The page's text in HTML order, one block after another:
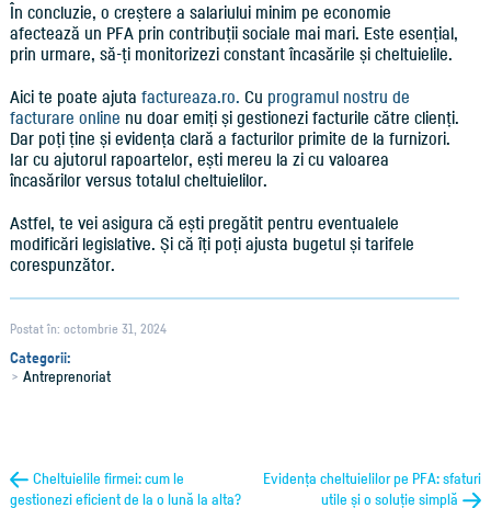
În concluzie, o creștere a salariului minim pe economie
afectează un PFA prin contribuții sociale mai mari. Este esențial,
prin urmare, să-ți monitorizezi constant încasările și cheltuielile.
Aici te poate ajuta factureaza.ro. Cu programul nostru de
facturare online nu doar emiți și gestionezi facturile către clienți.
Dar poți ține și evidența clară a facturilor primite de la furnizori.
Iar cu ajutorul rapoartelor, ești mereu la zi cu valoarea
încasărilor versus totalul cheltuielilor.
Astfel, te vei asigura că ești pregătit pentru eventualele
modificări legislative. Și că îți poți ajusta bugetul și tarifele
corespunzător.
Postat în: octombrie 31, 2024
Categorii:
Antreprenoriat
Cheltuielile firmei: cum le
gestionezi eficient de la o lună la alta?
Evidența cheltuielilor pe PFA: sfaturi
utile și o soluție simplă